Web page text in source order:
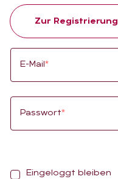
Zur Registrierung
E-Mail*
Passwort*
E
Eingeloggt bleiben